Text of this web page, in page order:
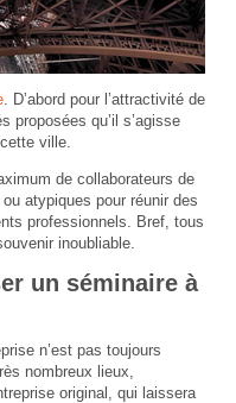
. D’abord pour l’attractivité de
proposées qu’il s’agisse
ville.
de collaborateurs de
atypiques pour réunir des
professionnels. Bref, tous
inoubliable.
un séminaire à
n’est pas toujours
nombreux lieux,
original, qui laissera